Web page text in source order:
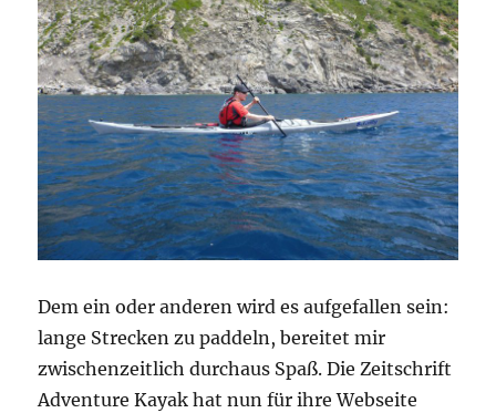
Dem ein oder anderen wird es aufgefallen sein:
lange Strecken zu paddeln, bereitet mir
zwischenzeitlich durchaus Spaß. Die Zeitschrift
Adventure Kayak hat nun für ihre Webseite